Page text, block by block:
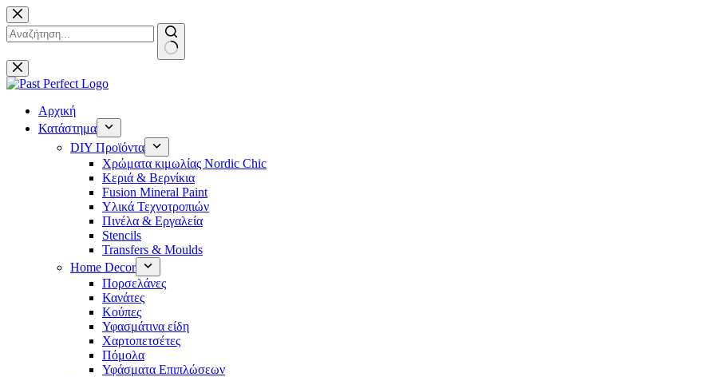
Μετάβαση
στο
περιεχόμενο
No
results
Αρχική
Κατάστημα
DIY Προϊόντα
Χρώματα κιμωλίας Nordic Chic
Κεριά & Βερνίκια
Fusion Mineral Paint
Υλικά Τεχνοτροπιών
Πινέλα & Εργαλεία
Stencils
Transfers & Moulds
Home Decor
Πορσελάνες
Κανάτες
Κούπες
Υφασμάτινα είδη
Χαρτοπετσέτες
Πόμολα
Υφάσματα Επιπλώσεων